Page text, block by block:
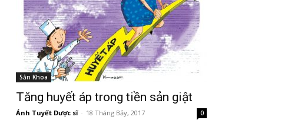
Sản Khoa
Tăng huyết áp trong tiền sản giật
Ánh Tuyết Dược sĩ - 18 Tháng Bảy, 2017 0